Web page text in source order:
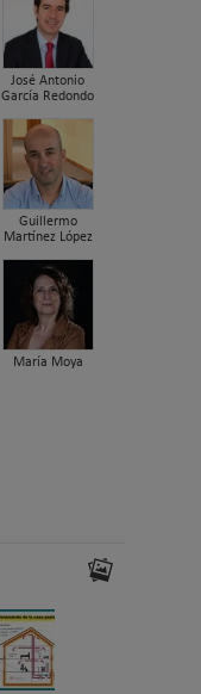
José Antonio
García Redondo
Guillermo
Martínez López
María Moya